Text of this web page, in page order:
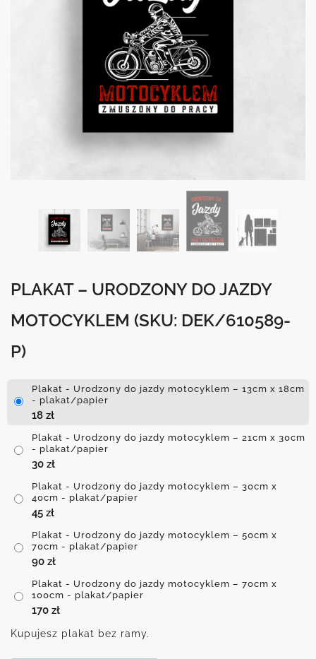
PLAKAT – URODZONY DO JAZDY
MOTOCYKLEM (SKU: DEK/610589-
P)
Plakat - Urodzony do jazdy motocyklem – 13cm x 18cm
- plakat/papier
18 zł
Plakat - Urodzony do jazdy motocyklem – 21cm x 30cm
- plakat/papier
30 zł
Plakat - Urodzony do jazdy motocyklem – 30cm x
40cm - plakat/papier
45 zł
Plakat - Urodzony do jazdy motocyklem – 50cm x
70cm - plakat/papier
90 zł
Plakat - Urodzony do jazdy motocyklem – 70cm x
100cm - plakat/papier
170 zł
Kupujesz plakat bez ramy.